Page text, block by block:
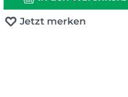
Jetzt merken